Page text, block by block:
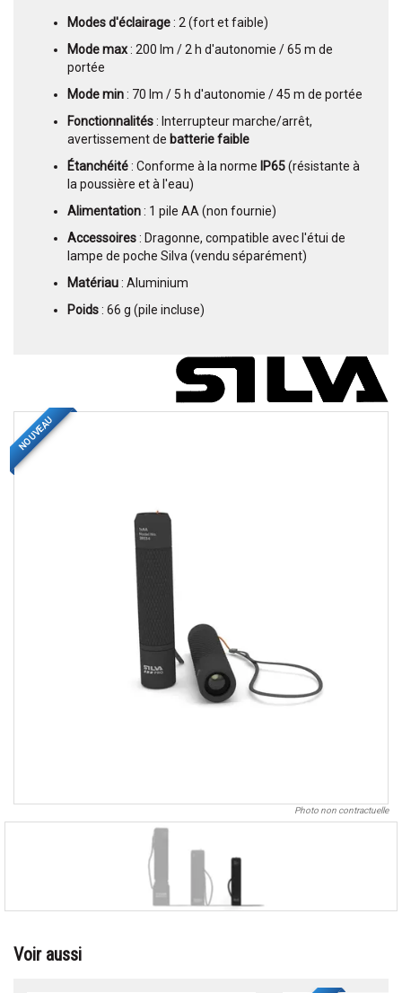
Modes d'éclairage: 2 (fort et faible)
Mode max: 200 lm / 2 h d'autonomie / 65 m de
portée
Mode min: 70 lm / 5 h d'autonomie / 45 m de portée
Fonctionnalités: Interrupteur marche/arrêt,
avertissement de batterie faible
Étanchéité: Conforme à la norme IP65(résistante à
la poussière et à l'eau)
Alimentation: 1 pile AA (non fournie)
Accessoires: Dragonne, compatible avec l'étui de
lampe de poche Silva (vendu séparément)
Matériau: Aluminium
Poids: 66 g (pile incluse)
NOUVEAU
Photo non contractuelle
Voir aussi